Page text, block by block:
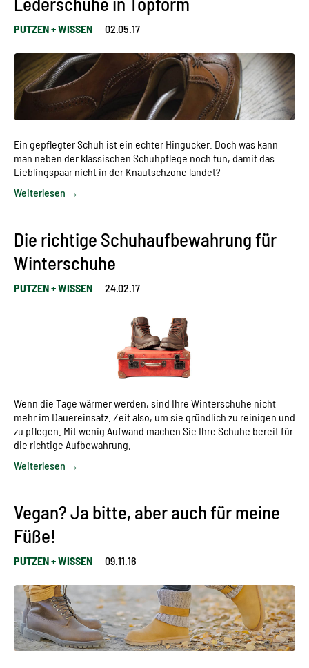
PUTZEN + WISSEN 02.05.17
Ein gepflegter Schuh ist ein echter Hingucker. Doch was kann
man neben der klassischen Schuhpflege noch tun, damit das
Lieblingspaar nicht in der Knautschzone landet?
Weiterlesen →
Die richtige Schuhaufbewahrung für
Winterschuhe
PUTZEN + WISSEN 24.02.17
Wenn die Tage wärmer werden, sind Ihre Winterschuhe nicht
mehr im Dauereinsatz. Zeit also, um sie gründlich zu reinigen und
zu pflegen. Mit wenig Aufwand machen Sie Ihre Schuhe bereit für
die richtige Aufbewahrung.
Weiterlesen →
Vegan? Ja bitte, aber auch für meine
Füße!
PUTZEN + WISSEN 09.11.16